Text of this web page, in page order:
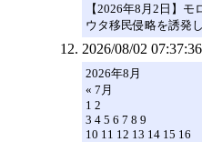
【2026年8月2日】
ウタ移民侵略を誘発
2026/08/02 07:37:36
2026年8月
« 7月
1 2
3 4 5 6 7 8 9
10 11 12 13 14 15 16